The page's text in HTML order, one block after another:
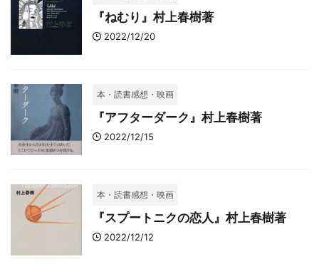
『ねむり』村上春樹著
2022/12/20
本・読書感想・映画
『アフターダーク』村上春樹著
2022/12/15
本・読書感想・映画
『スプートニクの恋人』村上春樹著
2022/12/12